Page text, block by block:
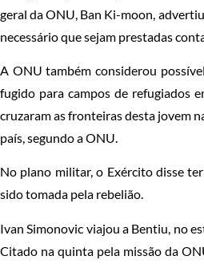
geral da ONU, Ban Ki-moon,
necessário que sejam prestadas
A ONU também considerou
fugido para campos de refugiados
cruzaram as fronteiras desta jovem
país, segundo a ONU.
No plano militar, o Exército disse
sido tomada pela rebelião.
Ivan Simonovic viajou a Bentiu, no
Citado na quinta pela missão da